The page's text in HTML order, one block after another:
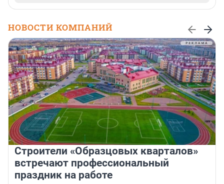
НОВОСТИ КОМПАНИЙ
Строители «Образцовых кварталов»
встречают профессиональный
праздник на работе